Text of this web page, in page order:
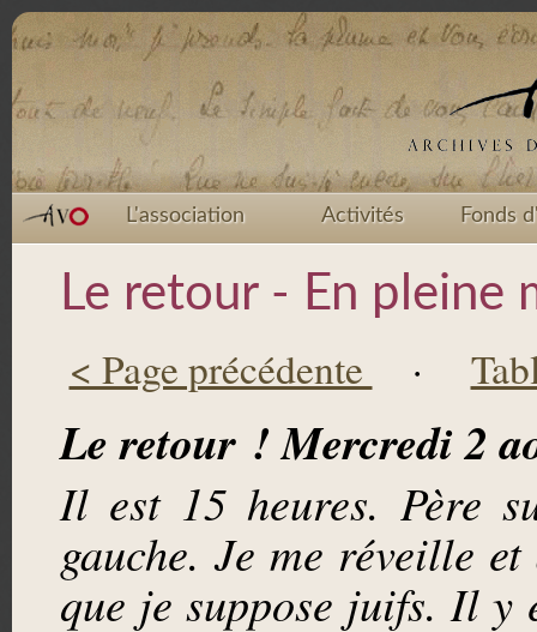
L'association Activités Fonds
Le retour - En pleine
< Page précédente ·
Le retour ! Mercredi 2
Il est 15 heures. Père
gauche. Je me réveille
que je suppose juifs. Il y